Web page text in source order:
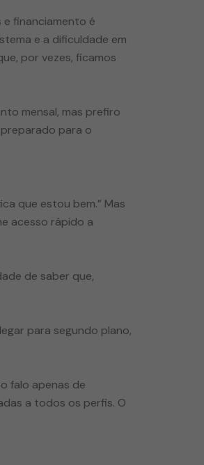
financiamento é
e a dificuldade em
por vezes, ficamos
mensal, mas prefiro
para o
que estou bem.” Mas
acesso rápido a
de saber que,
para segundo plano,
falo apenas de
a todos os perfis. O